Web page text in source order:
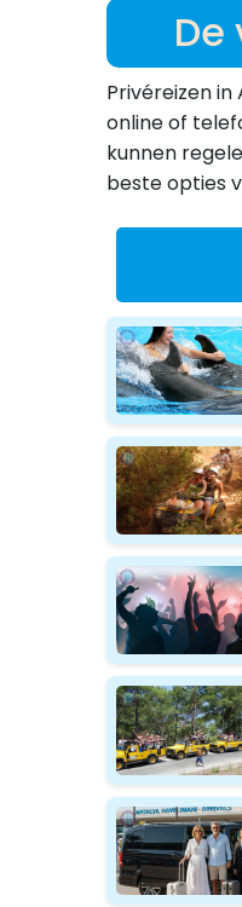
Privéreizen
online of
kunnen
beste opties